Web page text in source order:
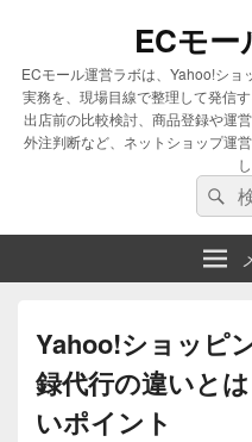
ECモ
ECモール運営ラボは、Yahoo!シ
実務を、現場目線で整理して発信
出店前の比較検討、商品登録や運
外注判断など、ネットショップ運
検
索
対
象:
検
索
Yahoo!ショッピ
録代行の違いと
いポイント